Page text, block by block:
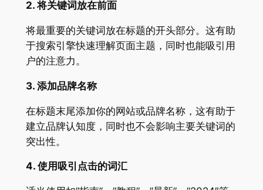
2. 将关键词放在前面
将最重要的关键词放在标题的开头部分。这有助
于搜索引擎快速理解页面主题，同时也能吸引用
户的注意力。
3. 添加品牌名称
在标题末尾添加你的网站或品牌名称，这有助于
建立品牌认知度，同时也不会影响主要关键词的
突出性。
4. 使用吸引点击的词汇